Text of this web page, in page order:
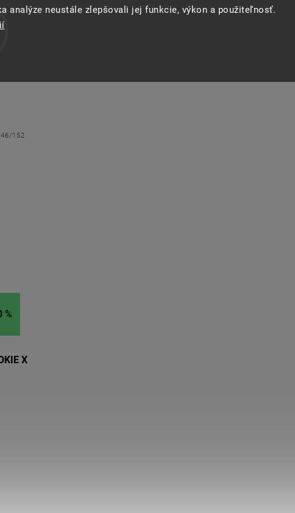
analýze neustále zlepšovali jej funkcie, výkon a použiteľnosť.
%
X
152